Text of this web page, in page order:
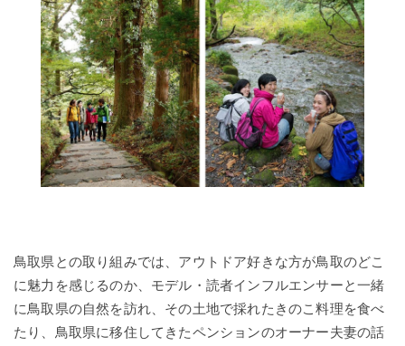
鳥取県との取り組みでは、アウトドア好きな方が鳥取のどこ
に魅力を感じるのか、モデル・読者インフルエンサーと一緒
に鳥取県の自然を訪れ、その土地で採れたきのこ料理を食べ
たり、鳥取県に移住してきたペンションのオーナー夫妻の話